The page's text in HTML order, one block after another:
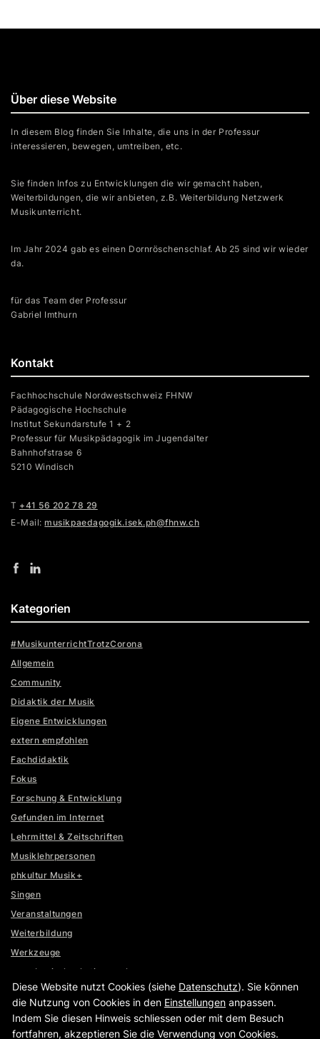
Kontakt
Fachhochschule Nordwestschweiz FHNW
Pädagogische Hochschule
Institut Sekundarstufe 1 + 2
Professur für Musikpädagogik im Jugendalter
Bahnhofstrase 6
5210 Windisch
T +41 56 202 78 29
E-Mail:musikpaedagogik.isek.ph@fhnw.ch
Über diese Website
In diesem Blog finden Sie Inhalte, die uns in der Professur
interessieren, bewegen, umtreiben, etc.
Sie finden Infos zu Entwicklungen die wir gemacht haben,
Weiterbildungen, die wir anbieten, z.B. Weiterbildung Netzwerk
Musikunterricht.
Im Jahr 2024 gab es einen Dornröschenschlaf. Ab 25 sind wir wieder
da.
für das Team der Professur
Gabriel Imthurn
Kategorien
#MusikunterrichtTrotzCorona
Allgemein
Community
Didaktik der Musik
Eigene Entwicklungen
extern empfohlen
Fachdidaktik
Fokus
Forschung & Entwicklung
Gefunden im Internet
Lehrmittel & Zeitschriften
Musiklehrpersonen
phkultur Musik+
Singen
Veranstaltungen
Weiterbildung
Werkzeuge
www.basischeckstimme.ch
www.lernumgebungen.ch
Diese Website nutzt Cookies (siehe Datenschutz). Sie können
die Nutzung von Cookies in den Einstellungen anpassen.
Indem Sie diesen Hinweis schliessen oder mit dem Besuch
fortfahren, akzeptieren Sie die Verwendung von Cookies.